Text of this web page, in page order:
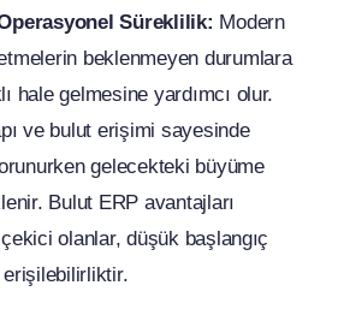
Operasyonel Süreklilik: Modern
beklenmeyen durumlara
hale gelmesine yardımcı olur.
ve bulut erişimi sayesinde
gelecekteki büyüme
Bulut ERP avantajları
olanlar, düşük başlangıç